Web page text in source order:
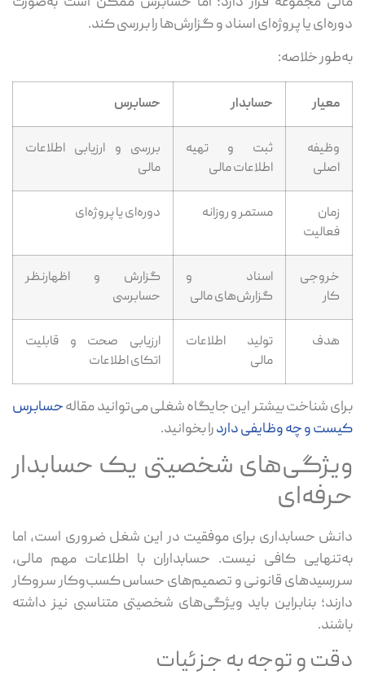
دوره‌ای یا پروژه‌ای اسناد و گزارش‌ها را بررسی کند.
به‌طور خلاصه:
معیار حسابدار حسابرس
وظیفه
اصلی
ثبت و تهیه
اطلاعات مالی
بررسی و ارزیابی اطلاعات
مالی
زمان
فعالیت
مستمر و روزانه دوره‌ای یا پروژه‌ای
خروجی
کار
اسناد و
گزارش‌های مالی
گزارش و اظهارنظر
حسابرسی
هدف
تولید اطلاعات
مالی
ارزیابی صحت و قابلیت
اتکای اطلاعات
برای شناخت بیشتر این جایگاه شغلی می‌توانید مقالهحسابرس
کیست و چه وظایفی داردرا بخوانید.
ویژگی‌های شخصیتی یک حسابدار
حرفه‌ای
دانش حسابداری برای موفقیت در این شغل ضروری است، اما
به‌تنهایی کافی نیست. حسابداران با اطلاعات مهم مالی،
سررسیدهای قانونی و تصمیم‌های حساس کسب‌وکار سروکار
دارند؛ بنابراین باید ویژگی‌های شخصیتی متناسبی نیز داشته
باشند.
دقت و توجه به جزئیات